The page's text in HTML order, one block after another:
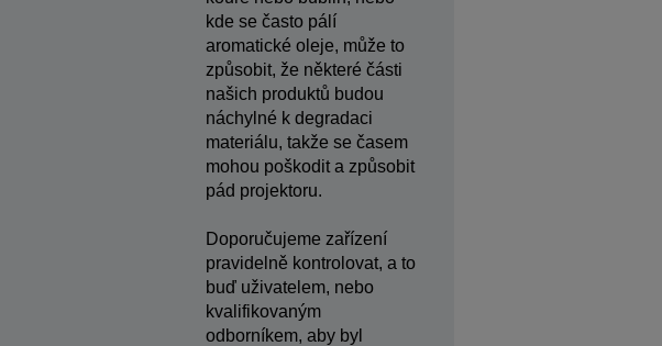
kde se často pálí
aromatické oleje, může to
způsobit, že některé části
našich produktů budou
náchylné k degradaci
materiálu, takže se časem
mohou poškodit a způsobit
pád projektoru.
Doporučujeme zařízení
pravidelně kontrolovat, a to
buď uživatelem, nebo
kvalifikovaným
odborníkem, aby byl